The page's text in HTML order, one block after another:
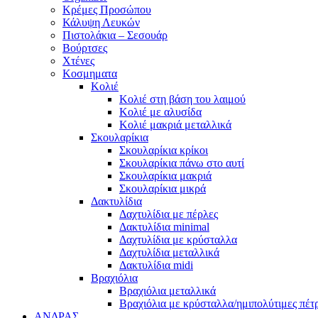
Κρέμες Προσώπου
Κάλυψη Λευκών
Πιστολάκια – Σεσουάρ
Βούρτσες
Χτένες
Κοσμηματα
Κολιέ
Κολιέ στη βάση του λαιμού
Κολιέ με αλυσίδα
Κολιέ μακριά μεταλλικά
Σκουλαρίκια
Σκουλαρίκια κρίκοι
Σκουλαρίκια πάνω στο αυτί
Σκουλαρίκια μακριά
Σκουλαρίκια μικρά
Δακτυλίδια
Δαχτυλίδια με πέρλες
Δακτυλίδια minimal
Δαχτυλίδια με κρύσταλλα
Δαχτυλίδια μεταλλικά
Δακτυλίδια midi
Βραχιόλια
Βραχιόλια μεταλλικά
Βραχιόλια με κρύσταλλα/ημιπολύτιμες